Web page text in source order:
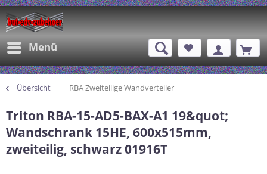
Menü
Übersicht RBA Zweiteilige Wandverteiler
Triton RBA-15-AD5-BAX-A1 19&quot;
Wandschrank 15HE, 600x515mm,
zweiteilig, schwarz 01916T